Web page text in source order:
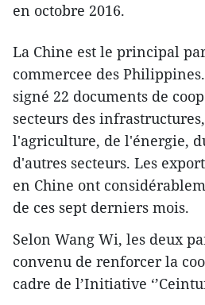
en octobre 2016.
La Chine est le principal
commercee des
signé 22 documents de
secteurs des
l'agriculture, de l'énergie,
d'autres ​secteurs. Les
en Chine ont
de ces sept derniers mois.
Selon Wang Wi, les deux
convenu de renforcer la
cadre de l’Initiative